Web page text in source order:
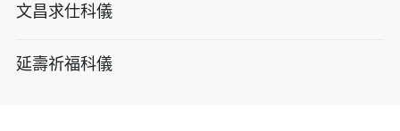
文昌求仕科儀
延壽祈福科儀